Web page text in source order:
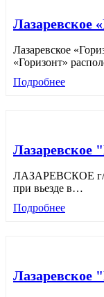
Лазаревское
Лазаревское
«Горизонт»
Подробнее
Лазаревское
ЛАЗАРЕВСКОЕ г/
при вьезде в…
Подробнее
Лазаревское